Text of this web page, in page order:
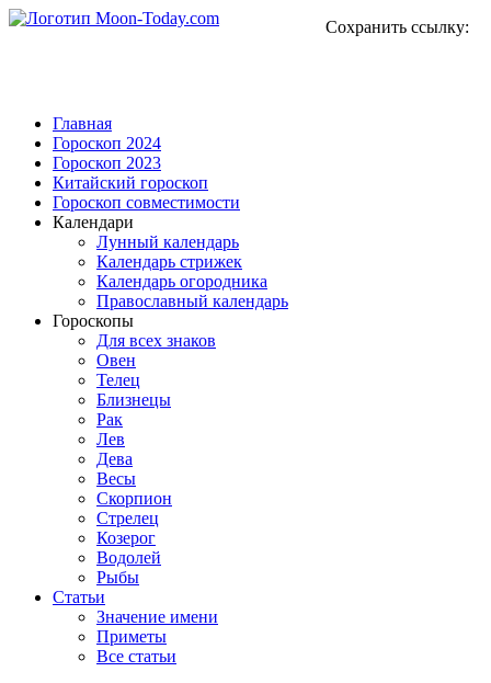
Сохранить ссылку:
Главная
Гороскоп 2024
Гороскоп 2023
Китайский гороскоп
Гороскоп совместимости
Календари
Лунный календарь
Календарь стрижек
Календарь огородника
Православный календарь
Гороскопы
Для всех знаков
Овен
Телец
Близнецы
Рак
Лев
Дева
Весы
Скорпион
Стрелец
Козерог
Водолей
Рыбы
Статьи
Значение имени
Приметы
Все статьи